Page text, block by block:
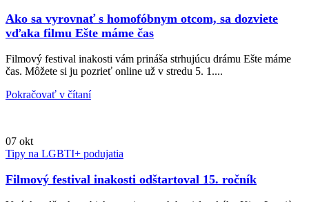
Ako sa vyrovnať s homofóbnym otcom, sa dozviete
vďaka filmu Ešte máme čas
Filmový festival inakosti vám prináša strhujúcu drámu Ešte máme
čas. Môžete si ju pozrieť online už v stredu 5. 1....
Pokračovať v čítaní
07 okt
Tipy na LGBTI+ podujatia
Filmový festival inakosti odštartoval 15. ročník